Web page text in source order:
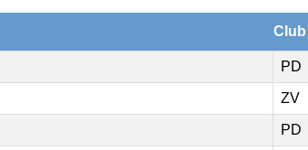
Club
PD
ZV
PD